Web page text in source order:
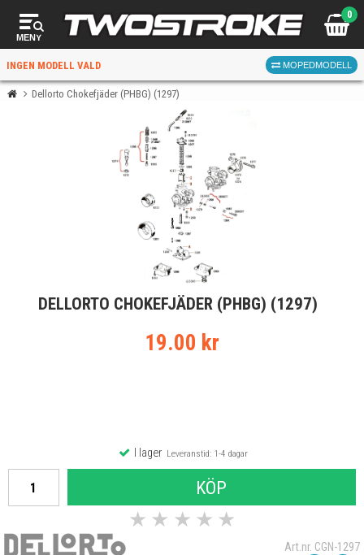
MENY
0
INGEN MODELL VALD MOPEDMODELL
VÄLJ MOPED FÖR RÄTT DELAR
VÄLJ
När du valt kommer butiken visa delar för vald moped
Dellorto Chokefjäder (PHBG) (1297)
DELLORTO CHOKEFJÄDER (PHBG) (1297)
19.00 kr
I lagerLeveranstid: 1-4 dagar
KÖP
★ ★ ★ ★ ★
Art.nr. CGN-1297